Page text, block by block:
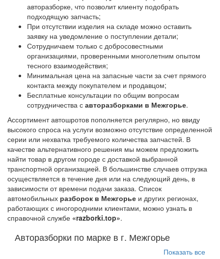
авторазборке, что позволит клиенту подобрать
подходящую запчасть;
При отсутствии изделия на складе можно оставить
заявку на уведомление о поступлении детали;
Сотрудничаем только с добросовестными
организациями, проверенными многолетним опытом
тесного взаимодействия;
Минимальная цена на запасные части за счет прямого
контакта между покупателем и продавцом;
Бесплатные консультации по общим вопросам
сотрудничества с авторазборками в Межгорье.
Ассортимент автошротов пополняется регулярно, но ввиду
высокого спроса на услуги возможно отсутствие определенной
серии или нехватка требуемого количества запчастей. В
качестве альтернативного решения мы можем предложить
найти товар в другом городе с доставкой выбранной
транспортной организацией. В большинстве случаев отгрузка
осуществляется в течение дня или на следующий день, в
зависимости от времени подачи заказа. Список
автомобильных разборок в Межгорье и других регионах,
работающих с иногородними клиентами, можно узнать в
справочной службе «razborki.top».
Авторазборки по марке в г. Межгорье
Показать все